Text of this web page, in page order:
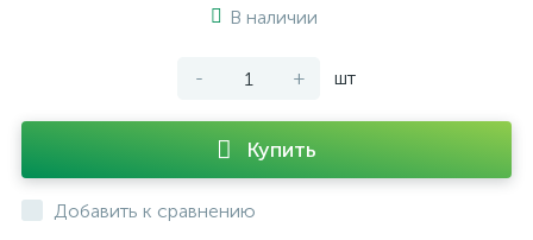
В наличии
- + шт
Купить
Добавить к сравнению